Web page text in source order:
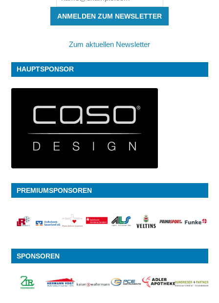
ANMELDEN ZUM NEWSLETTER
Zum aktuellen Newsletter
HAUPTSPONSOR
PREMIUMSPONSOREN
SPONSOREN